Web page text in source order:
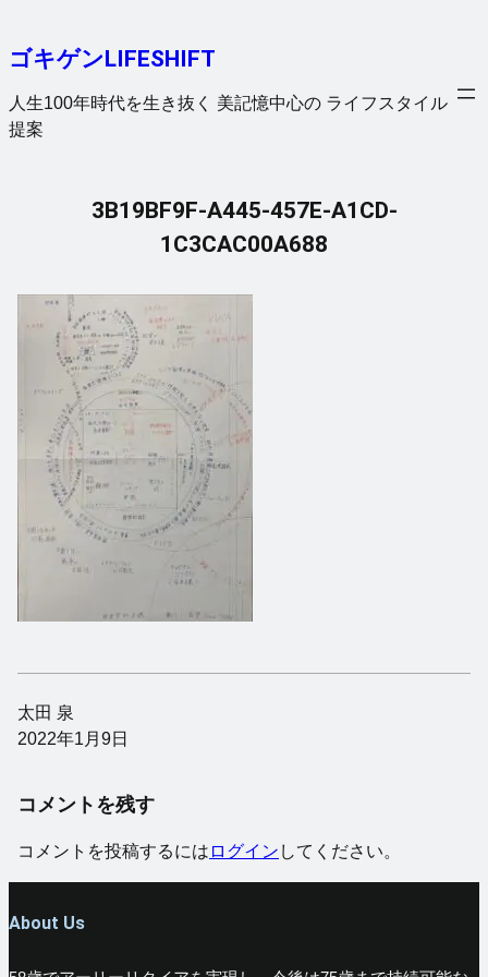
を
ス
キ
ゴキゲンLIFESHIFT
人生100年時代を生き抜く 美記憶中心の ライフスタイル
提案
3B19BF9F-A445-457E-A1CD-
1C3CAC00A688
太田 泉
2022年1月9日
コメントを残す
コメントを投稿するには ログイン してください。
About Us